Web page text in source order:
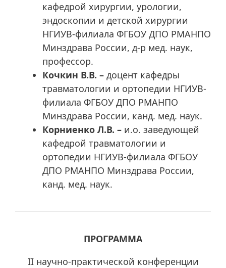
кафедрой хирургии, урологии,
эндоскопии и детской хирургии
НГИУВ-филиала ФГБОУ ДПО РМАНПО
Минздрава России, д-р мед. наук,
профессор.
Кочкин В.В. – доцент кафедры
травматологии и ортопедии НГИУВ-
филиала ФГБОУ ДПО РМАНПО
Минздрава России, канд. мед. наук.
Корниенко Л.В. – и.о. заведующей
кафедрой травматологии и
ортопедии НГИУВ-филиала ФГБОУ
ДПО РМАНПО Минздрава России,
канд. мед. наук.
ПРОГРАММА
II научно-практической конференции